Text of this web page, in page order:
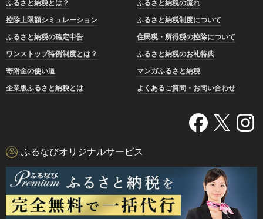
ふるさと納税とは？
ふるさと納税の流れ
控除上限額シミュレーション
ふるさと納税制度について
ふるさと納税の確定申告
住民税・所得税の控除について
ワンストップ特例制度とは？
ふるさと納税のお礼特典
寄附金の使い道
マンガふるさと納税
企業版ふるさと納税とは
よくあるご質問・お問い合わせ
ふるなびオリジナルサービス